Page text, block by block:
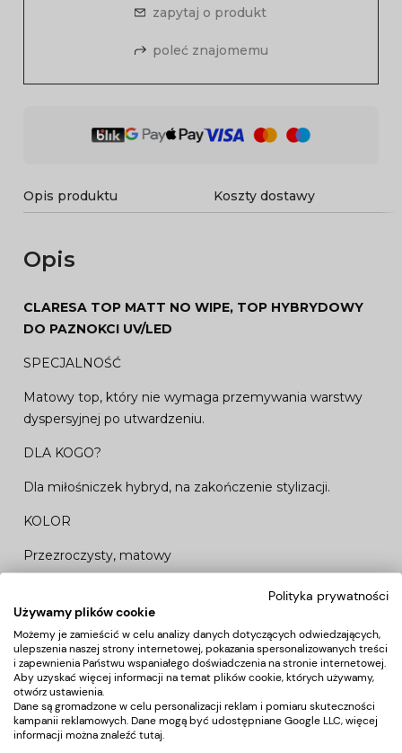
zapytaj o produkt
poleć znajomemu
Opis produktu Koszty dostawy
Opis
CLARESA TOP MATT NO WIPE, TOP HYBRYDOWY
DO PAZNOKCI UV/LED
SPECJALNOŚĆ
Matowy top, który nie wymaga przemywania warstwy
dyspersyjnej po utwardzeniu.
DLA KOGO?
Dla miłośniczek hybryd, na zakończenie stylizacji.
KOLOR
Przezroczysty, matowy
1. Nałóż na odtłuszczoną płytkę paznokcia jedną
warstwę bazy i utwardź 120s w lampie UV / 30s w lampie
LED.
2. Następnie zaaplikuj na wysuszoną bazę pierwszą
warstwę kolorowego lakieru hybrydowego i utwardź
120s w lampie UV / 30s w lampie LED (jeśli trzeba
Polityka prywatności
Używamy plików cookie
Możemy je zamieścić w celu analizy danych dotyczących odwiedzających,
ulepszenia naszej strony internetowej, pokazania spersonalizowanych treści
i zapewnienia Państwu wspaniałego doświadczenia na stronie internetowej.
Aby uzyskać więcej informacji na temat plików cookie, których używamy,
otwórz ustawienia.
Dane są gromadzone w celu personalizacji reklam i pomiaru skuteczności
kampanii reklamowych. Dane mogą być udostępniane Google LLC, więcej
informacji można znaleźć tutaj